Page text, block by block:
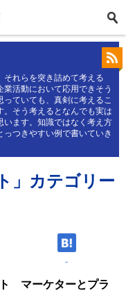
れらを突き詰めて考える
活動において応用できそう
ていても、真剣に考えるこ
。そう考えるとなんでも実は
います。知識ではなく考え方
つきやすい例で書いていき
」カテゴリー
-
マーケターとプラ